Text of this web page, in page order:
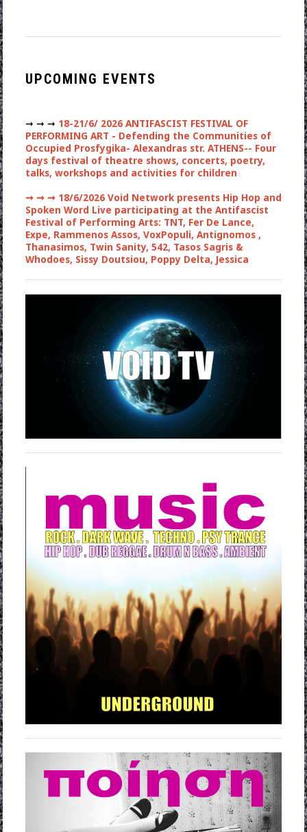
UPCOMING EVENTS
➞ ➞ ➞ 18-21/6/ 2026 ANTIFASCIST FESTIVAL OF
PERFORMING ART - Defending the Communities of
Occupied Prosfygika- Alexandras str. ATHENS-- Four
days festival of theatre shows, concerts, poetry,
talks, workshops and activities for children
➞ ➞ ➞18/6/2026 Void Network presents Hip Hop and
Spoken Word Live participating at the Antifascist
Festival of Performing Arts: TNT, Fer De Lance,
Expe, Rammenos Assos, VoxPopuli, Antignomos ,
Thanasimos, Twin Sanity, 542, Tasos Sagris &
Whodoes, Sissy Doutsiou, Poppy Delta, Jessica